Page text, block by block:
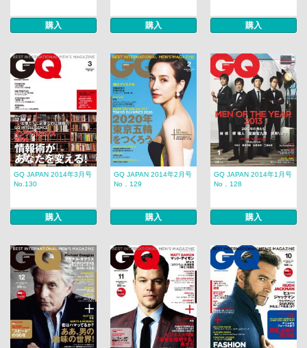
購入 購入 購入
GQ JAPAN 2014年3月号
No.130
購入
GQ JAPAN 2014年2月号
No．129
購入
GQ JAPAN 2014年1月号
No．128
購入